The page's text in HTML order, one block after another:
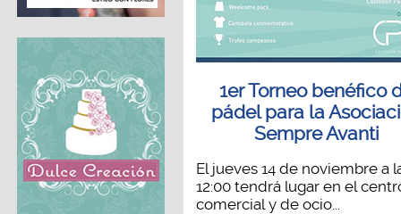
1er Torneo benéfico
pádel para la
Sempre Avanti
El jueves 14 de noviembre a
12:00 tendrá lugar en el
comercial y de ocio...